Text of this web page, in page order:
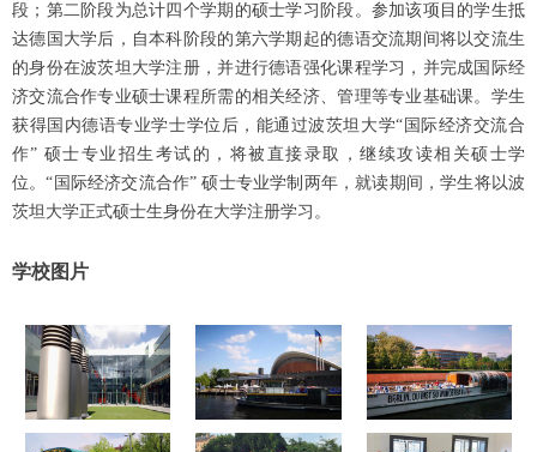
段；第二阶段为总计四个学期的硕士学习阶段。参加该项目的学生抵
达德国大学后，自本科阶段的第六学期起的德语交流期间将以交流生
的身份在波茨坦大学注册，并进行德语强化课程学习，并完成国际经
济交流合作专业硕士课程所需的相关经济、管理等专业基础课。学生
获得国内德语专业学士学位后，能通过波茨坦大学“国际经济交流合
作” 硕士专业招生考试的，将被直接录取，继续攻读相关硕士学
位。“国际经济交流合作” 硕士专业学制两年，就读期间，学生将以波
茨坦大学正式硕士生身份在大学注册学习。
学校图片